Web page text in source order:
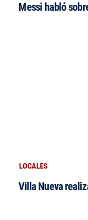
Messi habló
LOCALES
Villa Nueva